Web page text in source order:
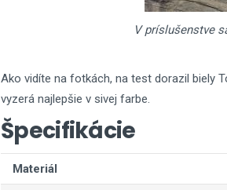
V príslušenstve
Ako vidíte na fotkách, na test dorazil biely
vyzerá najlepšie v sivej farbe.
Špecifikácie
Materiál